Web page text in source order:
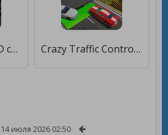
Galaxy Control: 3D стратегия [Бесплатные покупки] Crazy Traffic Control [Бесплатные покупки]
14 июля 2026 02:50